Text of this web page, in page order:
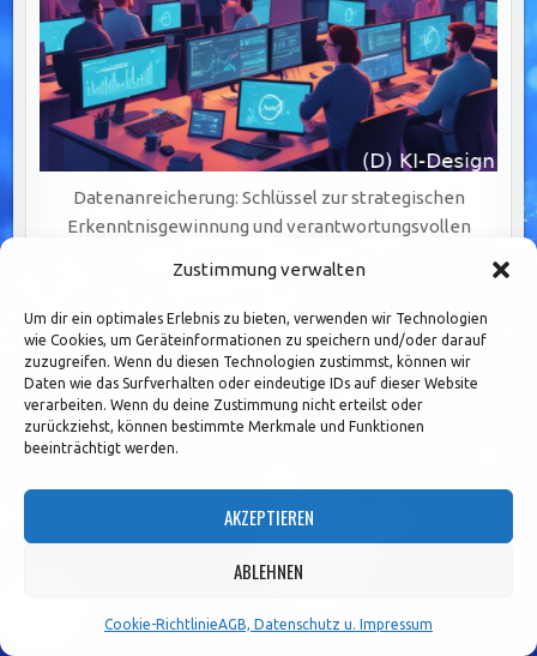
Zustimmung verwalten
Um dir ein optimales Erlebnis zu bieten, verwenden wir Technologien
wie Cookies, um Geräteinformationen zu speichern und/oder darauf
zuzugreifen. Wenn du diesen Technologien zustimmst, können wir
Daten wie das Surfverhalten oder eindeutige IDs auf dieser Website
verarbeiten. Wenn du deine Zustimmung nicht erteilst oder
zurückziehst, können bestimmte Merkmale und Funktionen
beeinträchtigt werden.
AKZEPTIEREN
ABLEHNEN
Cookie-RichtlinieAGB, Datenschutz u. Impressum
Datenanreicherung: Schlüssel zur strategischen
Erkenntnisgewinnung und verantwortungsvollen
Datenbereinigung: Der Schlüssel zu präzisen Analysen